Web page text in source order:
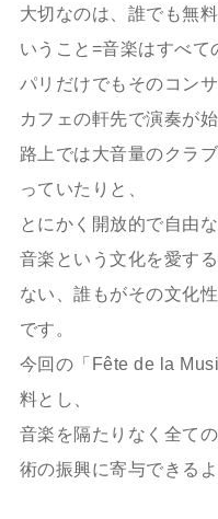
大切なのは、誰でも無
いうこと=音楽はすべて
パリだけでもそのコン
カフェの軒先で演奏が始
路上では大音量のクラ
っていたりと、
とにかく開放的で自由
音楽という文化を愛す
ない、誰もがその文化
です。
今回の「Fête de la
料とし、
音楽を隔たりなく全て
術の振興に寄与できる